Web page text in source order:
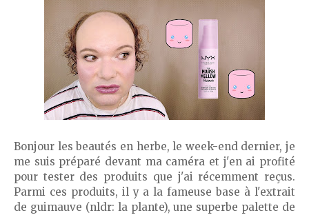
Bonjour les beautés en herbe, le week-end dernier, je
me suis préparé devant ma caméra et j'en ai profité
pour tester des produits que j'ai récemment reçus.
Parmi ces produits, il y a la fameuse base à l'extrait
de guimauve (nldr: la plante), une superbe palette de